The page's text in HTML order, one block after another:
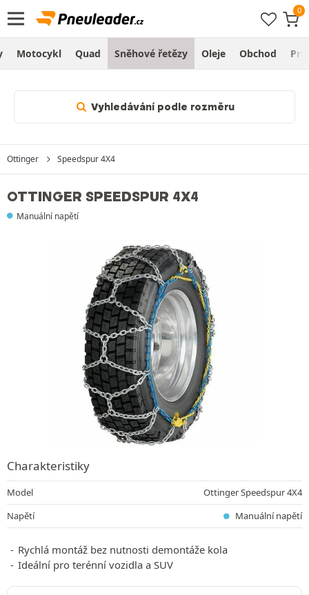
Motocykl Quad Sněhové řetězy Oleje Obchod
Vyhledávání podle rozměru
Ottinger Speedspur 4X4
OTTINGER SPEEDSPUR 4X4
Manuální napětí
Charakteristiky
Model
Ottinger Speedspur 4X4
Napětí
Manuální napětí
Rychlá montáž bez nutnosti demontáže kola
Ideální pro terénní vozidla a SUV